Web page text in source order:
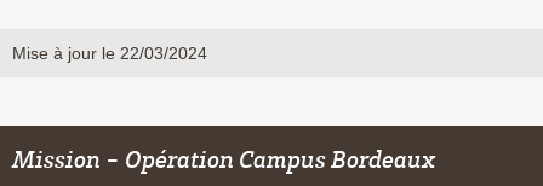
Mise à jour le 22/03/2024
Mission - Opération Campus Bordeaux